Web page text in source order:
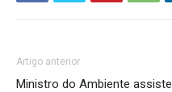
Artigo anterior
Ministro do Ambiente assiste